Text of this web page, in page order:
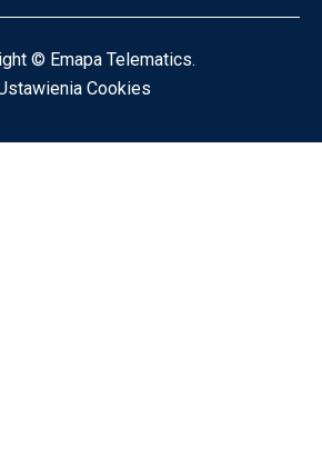
© Emapa Telematics.
Cookies